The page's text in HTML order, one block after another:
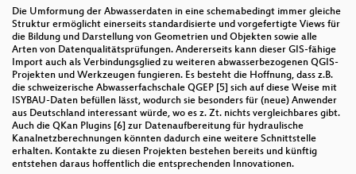
Die Umformung der Abwasserdaten in eine schemabedingt immer gleiche
Struktur ermöglicht einerseits standardisierte und vorgefertigte Views für
die Bildung und Darstellung von Geometrien und Objekten sowie alle
Arten von Datenqualitätsprüfungen. Andererseits kann dieser GIS-fähige
Import auch als Verbindungsglied zu weiteren abwasserbezogenen QGIS-
Projekten und Werkzeugen fungieren. Es besteht die Hoffnung, dass z.B.
die schweizerische Abwasserfachschale QGEP [5] sich auf diese Weise mit
ISYBAU-Daten befüllen lässt, wodurch sie besonders für (neue) Anwender
aus Deutschland interessant würde, wo es z. Zt. nichts vergleichbares gibt.
Auch die QKan Plugins [6] zur Datenaufbereitung für hydraulische
Kanalnetzberechnungen könnten dadurch eine weitere Schnittstelle
erhalten. Kontakte zu diesen Projekten bestehen bereits und künftig
entstehen daraus hoffentlich die entsprechenden Innovationen.